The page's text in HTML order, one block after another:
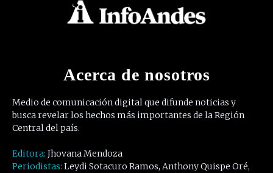
Acerca de nosotros
Medio de comunicación digital que difunde noticias y
busca revelar los hechos más importantes de la Región
Central del país.
Editora: Jhovana Mendoza
Periodistas: Leydi Sotacuro Ramos, Anthony Quispe Oré,